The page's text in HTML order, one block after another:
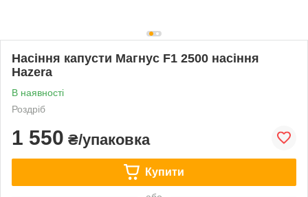
Насіння капусти Магнус F1 2500 насіння
Hazera
В наявності
Роздріб
1 550 ₴/упаковка
Купити